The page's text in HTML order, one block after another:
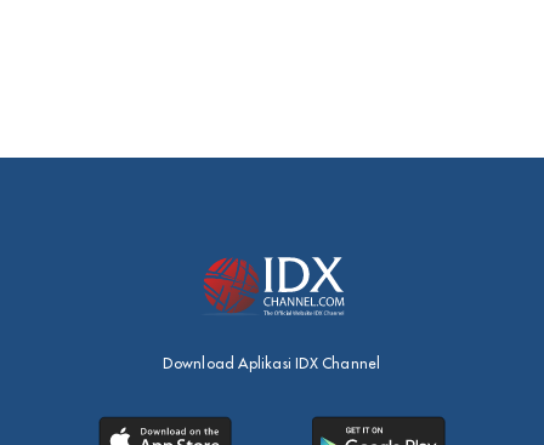
Download Aplikasi IDX Channel